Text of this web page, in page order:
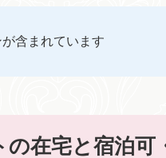
含まれています
の在宅と宿泊